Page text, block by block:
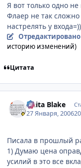
Я вот только одно
Флаер не так
настрелять у
Отредактировано
историю изменений)
Цитата
Anita Blake
27 Января, 2006
Писала в прошлый
1) Думаю цена
усилий в это все